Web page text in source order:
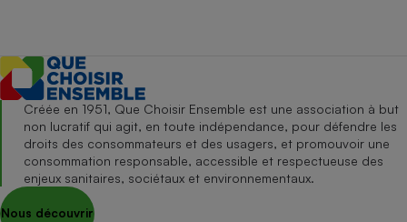
Créée en 1951, Que Choisir Ensemble est une association à but
non lucratif qui agit, en toute indépendance, pour défendre les
droits des consommateurs et des usagers, et promouvoir une
consommation responsable, accessible et respectueuse des
enjeux sanitaires, sociétaux et environnementaux.
Nous découvrir